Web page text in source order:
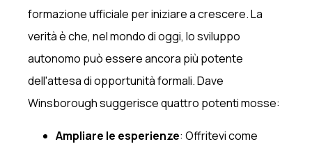
formazione ufficiale per iniziare a crescere. La
verità è che, nel mondo di oggi, lo sviluppo
autonomo può essere ancora più potente
dell'attesa di opportunità formali. Dave
Winsborough suggerisce quattro potenti mosse:
Ampliare le esperienze: Offritevi come